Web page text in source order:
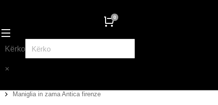
Kërko
×
You are here:
Maniglia in zama Antica firenze